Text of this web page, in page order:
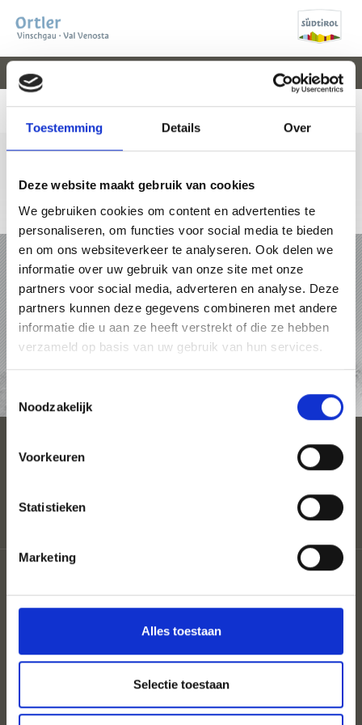
Toestemming Details Over
Deze website maakt gebruik van cookies
We gebruiken cookies om content en advertenties te
personaliseren, om functies voor social media te bieden
en om ons websiteverkeer te analyseren. Ook delen we
informatie over uw gebruik van onze site met onze
partners voor social media, adverteren en analyse. Deze
partners kunnen deze gegevens combineren met andere
informatie die u aan ze heeft verstrekt of die ze hebben
verzameld op basis van uw gebruik van hun services.
Noodzakelijk
Voorkeuren
Statistieken
Marketing
Alles toestaan
Selectie toestaan
KAART
V
VAL VENOSTA
+39 0473 61 30 15 info@ortlergebiet.it Online-kaart
VAKANTIE IN HET ORTLERGEBIET
PAKKETTEN
ACCOMMODATIES
ACCOMMODATIE
Sitemap